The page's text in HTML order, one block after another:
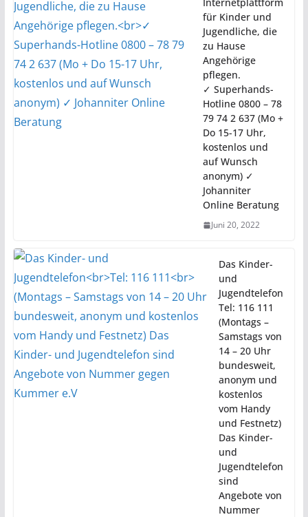
für Kinder und
Jugendliche, die
zu Hause
Angehörige
pflegen.
✓ Superhands-
Hotline 0800 – 78
79 74 2 637 (Mo +
Do 15-17 Uhr,
kostenlos und
auf Wunsch
anonym) ✓
Johanniter
Online Beratung
Juni 20, 2022
Das Kinder-
und
Jugendtelefon
Tel: 116 111
(Montags –
Samstags von
14 – 20 Uhr
bundesweit,
anonym und
kostenlos
vom Handy
und Festnetz)
Das Kinder-
und
Jugendtelefon
sind
Angebote von
Nummer